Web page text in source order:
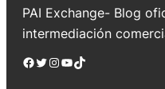
PAI Exchange- Blog
intermediación
Facebook Twitter Instagram YouTube TikTok